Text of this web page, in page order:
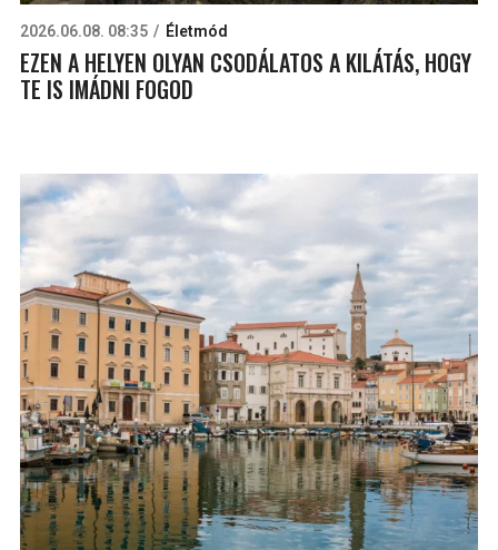
2026.06.08. 08:35 Életmód
EZEN A HELYEN OLYAN CSODÁLATOS A KILÁTÁS, HOGY
TE IS IMÁDNI FOGOD